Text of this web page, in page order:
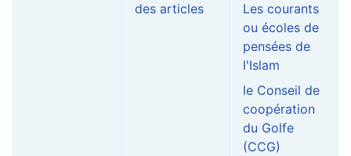
des articles
Les courants
ou écoles de
pensées de
l'Islam
le Conseil de
coopération
du Golfe
(CCG)